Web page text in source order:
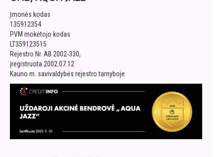
Įmonės kodas
135912354
PVM mokėtojo kodas
LT359123515
Rejestro Nr. AB 2002-330,
įregistruota 2002.07.12
Kauno m. savivaldybės rejestro tarnyboje